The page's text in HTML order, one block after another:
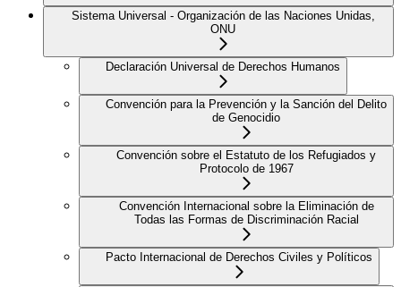
Sistema Universal - Organización de las Naciones Unidas,
ONU
Declaración Universal de Derechos Humanos
Convención para la Prevención y la Sanción del Delito
de Genocidio
Convención sobre el Estatuto de los Refugiados y
Protocolo de 1967
Convención Internacional sobre la Eliminación de
Todas las Formas de Discriminación Racial
Pacto Internacional de Derechos Civiles y Políticos